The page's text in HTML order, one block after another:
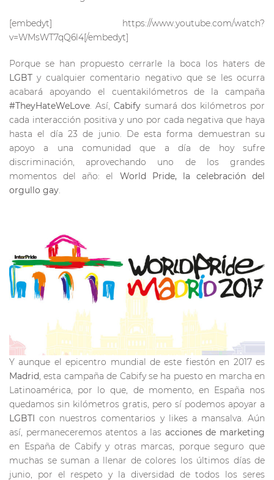
[embedyt] https://www.youtube.com/watch?
v=WMsWT7qQ6l4[/embedyt]
Porque se han propuesto cerrarle la boca los haters de
LGBT y cualquier comentario negativo que se les ocurra
acabará apoyando el cuentakilómetros de la campaña
#TheyHateWeLove . Así,Cabify sumará dos kilómetros por
cada interacción positiva y uno por cada negativa que haya
hasta el día 23 de junio. De esta forma demuestran su
apoyo a una comunidad que a día de hoy sufre
discriminación, aprovechando uno de los grandes
momentos del año: el World Pride, la celebración del
orgullo gay
Y aunque el epicentro mundial de este fiestón en 2017 es
Madrid, esta campaña de Cabify se ha puesto en marcha en
Latinoamérica, por lo que, de momento, en España nos
quedamos sin kilómetros gratis, pero sí podemos apoyar a
LGBTI
con nuestros comentarios y likes a mansalva. Aún
así, permaneceremos atentos a las acciones de marketing
en España de Cabify y otras marcas, porque seguro que
muchas se suman a llenar de colores los últimos días de
junio, por el respeto y la diversidad de todos los seres